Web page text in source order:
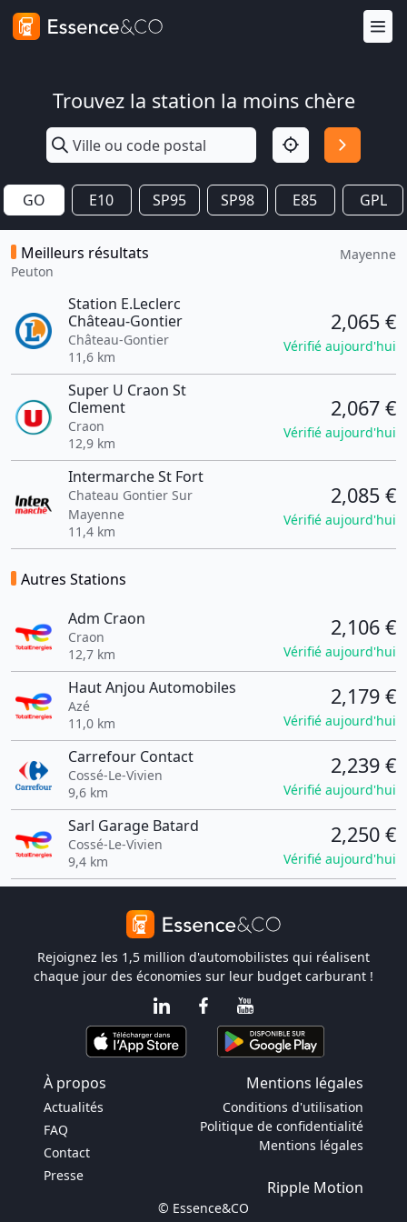
Trouvez la station la moins chère
GO E10 SP95 SP98 E85 GPL
Meilleurs résultats
Peuton
Mayenne
Station E.Leclerc
Château-Gontier
Château-Gontier
11,6 km
2,065 €
Vérifié aujourd'hui
Super U Craon St
Clement
Craon
12,9 km
2,067 €
Vérifié aujourd'hui
Intermarche St Fort
Chateau Gontier Sur
Mayenne
11,4 km
2,085 €
Vérifié aujourd'hui
Autres Stations
Adm Craon
Craon
12,7 km
2,106 €
Vérifié aujourd'hui
Haut Anjou Automobiles
Azé
11,0 km
2,179 €
Vérifié aujourd'hui
Carrefour Contact
Cossé-Le-Vivien
9,6 km
2,239 €
Vérifié aujourd'hui
Sarl Garage Batard
Cossé-Le-Vivien
9,4 km
2,250 €
Vérifié aujourd'hui
Rejoignez les 1,5 million d'automobilistes qui réalisent
chaque jour des économies sur leur budget carburant !
À propos Mentions légales
Actualités
FAQ
Contact
Presse
Conditions d'utilisation
Politique de confidentialité
Mentions légales
Ripple Motion
© Essence&CO